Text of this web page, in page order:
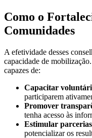
Como o
Comunidades
A efetividade desses
capacidade de
capazes de:
Capacitar
participarem
Promover
tenha acesso às
Estimular parcerias
potencializar os